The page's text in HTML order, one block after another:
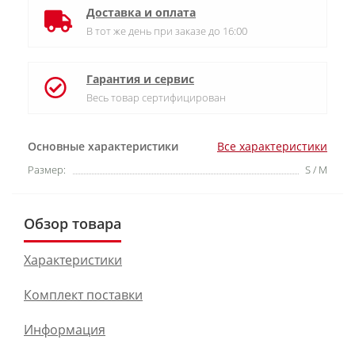
Основные характеристики Все характеристики
Размер: S / M
Доставка и оплата
В тот же день при заказе до 16:00
Гарантия и сервис
Весь товар сертифицирован
Обзор товара
Характеристики
Комплект поставки
Информация